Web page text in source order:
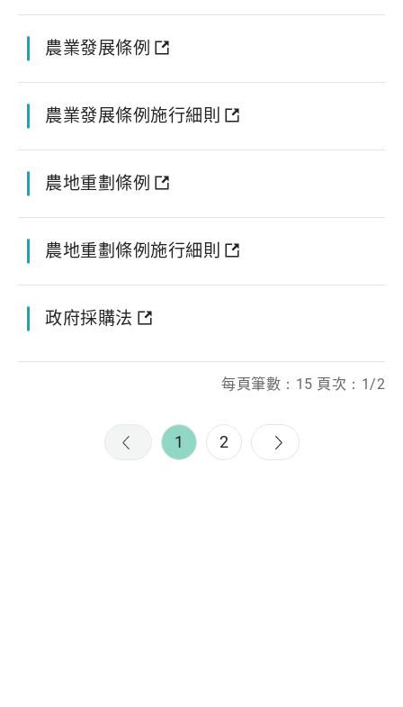
農業發展條例
農業發展條例施行細則
農地重劃條例
農地重劃條例施行細則
政府採購法
每頁筆數：15 頁次：1/2
1 2